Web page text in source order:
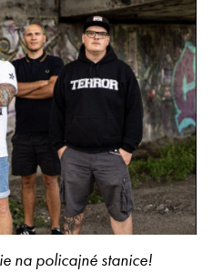
na policajné stanice!